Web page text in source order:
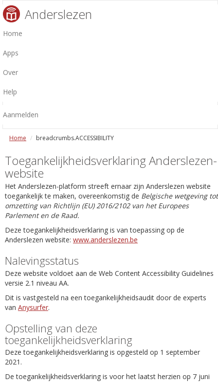
Anderslezen
Home
Apps
Over
Help
Aanmelden
Home breadcrumbs.ACCESSIBILITY
Toegankelijkheidsverklaring Anderslezen-
website
Het Anderslezen-platform streeft ernaar zijn Anderslezen website
toegankelijk te maken, overeenkomstig de Belgische wetgeving tot
omzetting van Richtlijn (EU) 2016/2102 van het Europees
Parlement en de Raad.
Deze toegankelijkheidsverklaring is van toepassing op de
Anderslezen website: www.anderslezen.be
Nalevingsstatus
Deze website voldoet aan de Web Content Accessibility Guidelines
versie 2.1 niveau AA.
Dit is vastgesteld na een toegankelijkheidsaudit door de experts
van Anysurfer.
Opstelling van deze
toegankelijkheidsverklaring
Deze toegankelijkheidsverklaring is opgesteld op 1 september
2021.
De toegankelijkheidsverklaring is voor het laatst herzien op 7 juni